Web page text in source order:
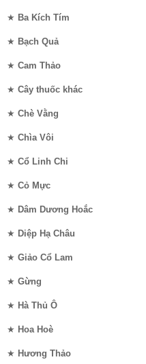
★ Ba Kích Tím
★ Bạch Quả
★ Cam Thảo
★ Cây thuốc khác
★ Chè Vằng
★ Chìa Vôi
★ Cổ Linh Chi
★ Cỏ Mực
★ Dâm Dương Hoắc
★ Diệp Hạ Châu
★ Giảo Cổ Lam
★ Gừng
★ Hà Thủ Ô
★ Hoa Hoè
★ Hương Thảo